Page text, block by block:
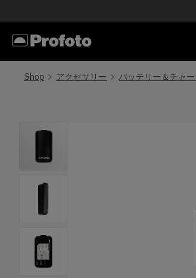
Shop アクセサリー バッテリー＆チャ